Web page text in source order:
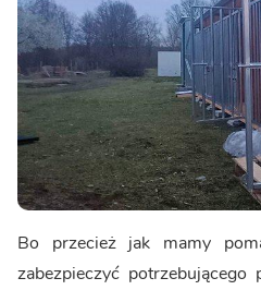
Bo przecież jak mamy
zabezpieczyć potrzebującego